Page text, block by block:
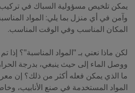
يمكن تلخيص مسؤولية السباك في تركيب
وآمن في أي منزل بما يلي: المواد
المكان المناسب وفي الوقت المناسب.
لكن ماذا نعني بـ "المواد المناسبة"؟ إذا
ووصل الماء إلى حيث ينبغي، بدرجة
ما الذي يمكن فعله أكثر من ذلك؟ إن
المواد المستخدمة في صنع الأنابيب،